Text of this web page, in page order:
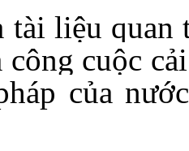
tài liệu
cuộc
của